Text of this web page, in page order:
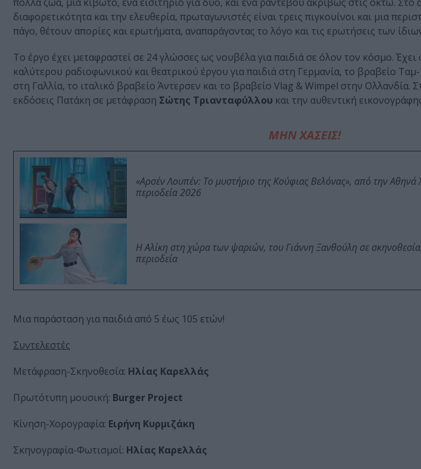
διαφορετικότητα και την ελευθερία, πρωταγωνιστές είναι τρεις πιγκουίνοι και μια
πάγο, θέτουν απορίες και ερωτήματα, αναπαράγοντας το λόγο και τις ερωτήσεις των
Το έργο έχει μεταφραστεί σε 24 γλώσσες ως νουβέλα για παιδιά σε όλον τον κόσμο.
καλύτερου ραδιοφωνικού και θεατρικού έργου για παιδιά στη Γερμανία, το βραβείο
στη Γαλλία, το ιταλικό βραβείο Άντερσεν και το βραβείο Vlag & Wimpel στην Ολλανδία.
εκδόσεις Πατάκη σε μετάφραση Σώτης Τριανταφύλλου και την αυθεντική
ΜΗΝ ΧΑΣΕΙΣ!
«Αρσέν Λουπέν: Το μυστήριο της Κούφιας Βελόνας», από την Αθηνά
περιοδεία 2026
Η Αλίκη στη χώρα των ψαριών, του Γιάννη Ξανθούλη σε
περιοδεία
Μια παράσταση για παιδιά από 5 έως 105 ετών!
Συντελεστές
Μετάφραση-Σκηνοθεσία: Ηλίας Καρελλάς
Πρωτότυπη μουσική: Burger Project
Κίνηση-Χορογραφία: Ειρήνη Κυρμιζάκη
Σκηνογραφία-Φωτισμοί: Ηλίας Καρελλάς